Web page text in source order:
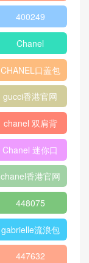
2018
400249
Chanel
CHANEL口盖包
gucci香港官网
chanel 双肩背
包
Chanel 迷你口
盖包
chanel香港官网
448075
gabrielle流浪包
447632